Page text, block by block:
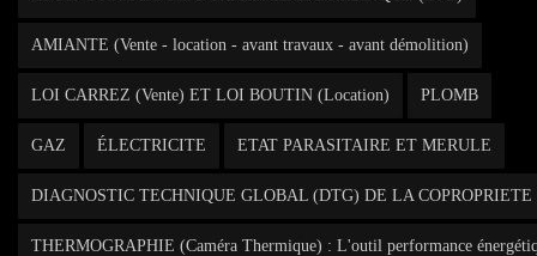
AMIANTE (Vente - location - avant travaux - avant démolition)
LOI CARREZ (Vente) ET LOI BOUTIN (Location) PLOMB
GAZ ÉLECTRICITE ETAT PARASITAIRE ET MERULE
DIAGNOSTIC TECHNIQUE GLOBAL (DTG) DE LA COPROPRIETE
THERMOGRAPHIE (Caméra Thermique) : L'outil performance